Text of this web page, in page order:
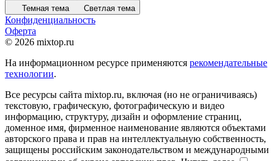
Темная тема Светлая тема
Конфиденциальность
Оферта
© 2026 mixtop.ru
На информационном ресурсе применяются рекомендательные
технологии.
Все ресурсы сайта mixtop.ru, включая (но не ограничиваясь)
текстовую, графическую, фотографическую и видео
информацию, структуру, дизайн и оформление страниц,
доменное имя, фирменное наименование являются объектами
авторского права и прав на интеллектуальную собственность,
защищены российским законодательством и международными